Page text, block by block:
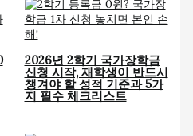
2026년 2학기 국가장학금
신청 시작, 재학생이 반드시
챙겨야 할 성적 기준과 5가
지 필수 체크리스트